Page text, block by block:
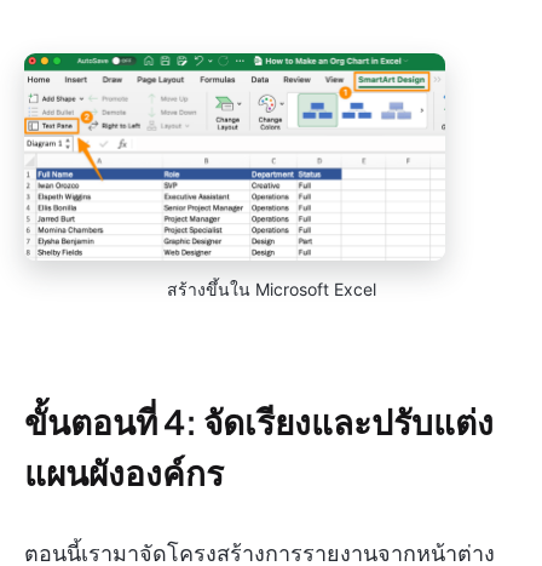
สร้างขึ้นใน Microsoft Excel
ขั้นตอนที่ 4: จัดเรียงและปรับแต่ง
แผนผังองค์กร
ตอนนี้เรามาจัดโครงสร้างการรายงานจากหน้าต่าง